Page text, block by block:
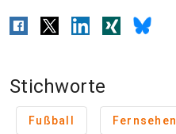
Stichworte
Fußball Fernsehen